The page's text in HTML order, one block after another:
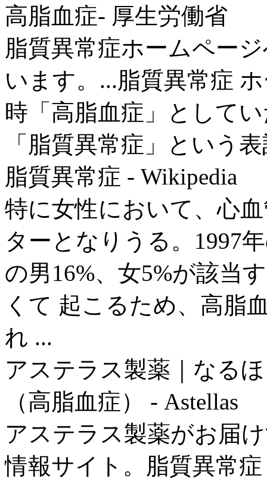
高脂血症- 厚生労働省
脂質異常症ホームペー
います。...脂質異常症
時「高脂血症」として
「脂質異常症」という
脂質異常症 - Wikipedia
特に女性において、心
ターとなりうる。1997
の男16%、女5%が該当
くて 起こるため、高脂
れ ...
アステラス製薬｜なる
（高脂血症） - Astellas
アステラス製薬がお届
情報サイト。脂質異常